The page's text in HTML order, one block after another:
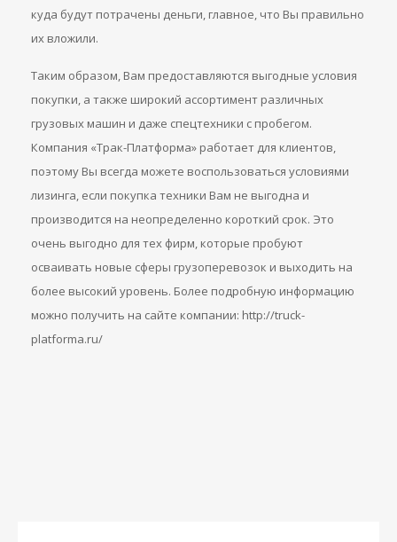
куда будут потрачены деньги, главное, что Вы правильно
их вложили.
Таким образом, Вам предоставляются выгодные условия
покупки, а также широкий ассортимент различных
грузовых машин и даже спецтехники с пробегом.
Компания «Трак-Платформа» работает для клиентов,
поэтому Вы всегда можете воспользоваться условиями
лизинга, если покупка техники Вам не выгодна и
производится на неопределенно короткий срок. Это
очень выгодно для тех фирм, которые пробуют
осваивать новые сферы грузоперевозок и выходить на
более высокий уровень. Более подробную информацию
можно получить на сайте компании: http://truck-
platforma.ru/